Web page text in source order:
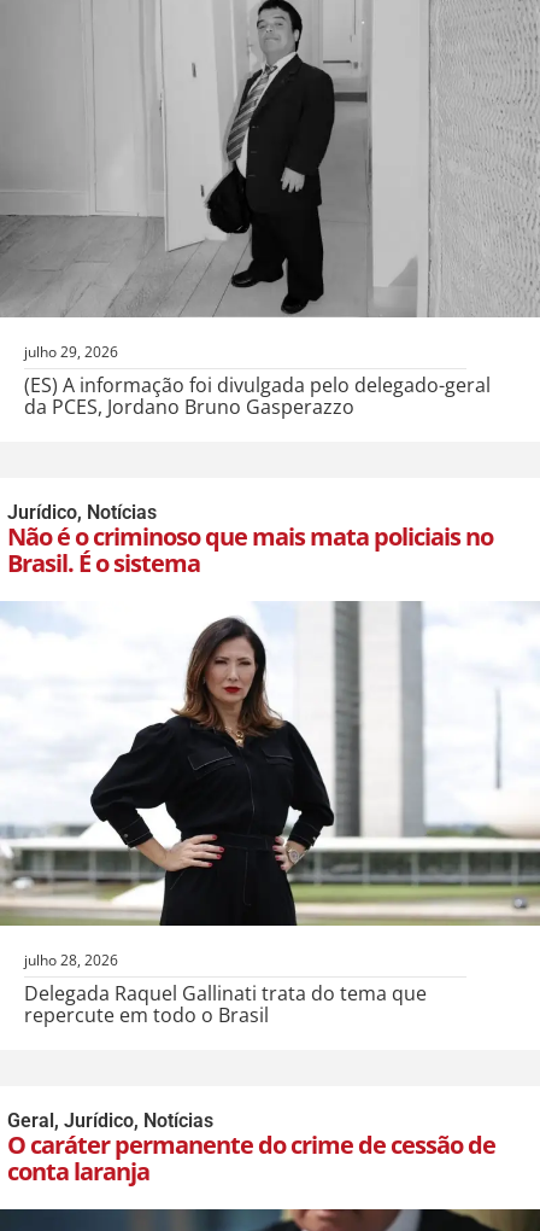
julho 29, 2026
(ES) A informação foi divulgada pelo delegado-geral
da PCES, Jordano Bruno Gasperazzo
Jurídico, Notícias
Não é o criminoso que mais mata policiais no
Brasil. É o sistema
julho 28, 2026
Delegada Raquel Gallinati trata do tema que
repercute em todo o Brasil
Geral, Jurídico, Notícias
O caráter permanente do crime de cessão de
conta laranja